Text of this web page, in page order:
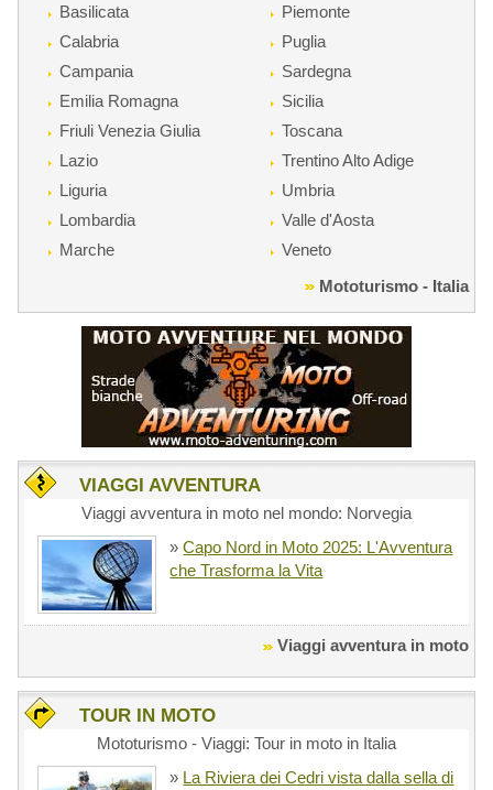
Basilicata
Calabria
Campania
Emilia Romagna
Friuli Venezia Giulia
Lazio
Liguria
Lombardia
Marche
Piemonte
Puglia
Sardegna
Sicilia
Toscana
Trentino Alto Adige
Umbria
Valle d'Aosta
Veneto
Mototurismo - Italia
VIAGGI AVVENTURA
Viaggi avventura in moto nel mondo: Norvegia
»Capo Nord in Moto 2025: L'Avventura
che Trasforma la Vita
Viaggi avventura in moto
TOUR IN MOTO
Mototurismo - Viaggi: Tour in moto in Italia
» La Riviera dei Cedri vista dalla sella di